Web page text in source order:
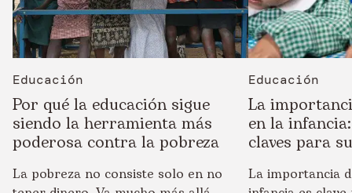
Educación
Por qué la educación sigue
siendo la herramienta más
poderosa contra la pobreza
La pobreza no consiste solo en no
Educación
La
en la
claves para
La importancia